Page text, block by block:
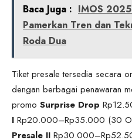
Baca Juga : IMOS
Pamerkan Tren dan
Roda Dua
Tiket presale tersedia secara
dengan berbagai penawaran
promo Surprise Drop
I Rp20.000–Rp35.000 (30
Presale II